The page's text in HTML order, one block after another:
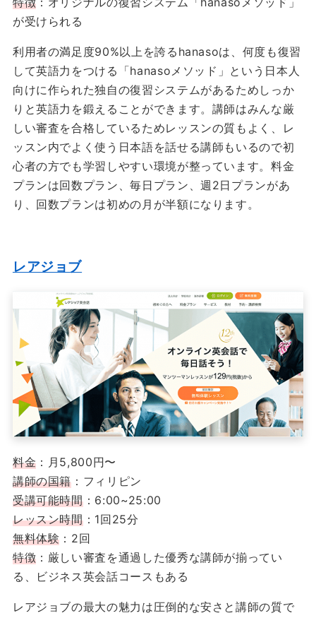
が受けられる
利用者の満足度90%以上を誇るhanasoは、何度も復習
して英語力をつける「hanasoメソッド」という日本人
向けに作られた独自の復習システムがあるためしっか
りと英語力を鍛えることができます。講師はみんな厳
しい審査を合格しているためレッスンの質もよく、レ
ッスン内でよく使う日本語を話せる講師もいるので初
心者の方でも学習しやすい環境が整っています。料金
プランは回数プラン、毎日プラン、週2日プランがあ
り、回数プランは初めの月が半額になります。
レアジョブ
料金 ：月5,800円〜
講師の国籍 ：フィリピン
受講可能時間：6:00~25:00
レッスン時間：1回25分
無料体験 ：2回
特徴 ：厳しい審査を通過した優秀な講師が揃ってい
る、ビジネス英会話コースもある
レアジョブの最大の魅力は圧倒的な安さと講師の質で